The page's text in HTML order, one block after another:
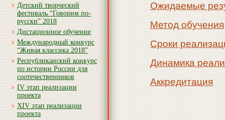
Детский творческий
фестиваль “Говорим по-
русски” 2018
Дистационное обучение
Международный конкурс
“Живая классика 2018”
Республиканский конкурс
по истории России для
соотечественников
IV этап реализации
проекта
XIV этап реализации
проекта
Ожидаемые
Метод обучения
Сроки
Динамика
Аккредитация